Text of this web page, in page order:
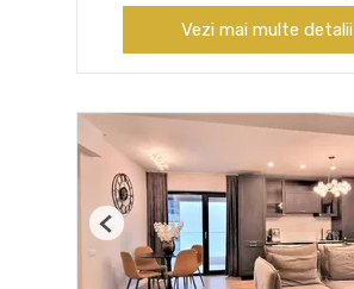
Vezi mai multe detalii
Previous